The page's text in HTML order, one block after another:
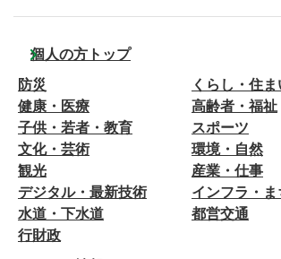
個人の方トップ
防災
くらし・住ま
健康・医療
高齢者・福祉
子供・若者・教育
スポーツ
文化・芸術
環境・自然
観光
産業・仕事
デジタル・最新技術
インフラ・ま
水道・下水道
都営交通
行財政